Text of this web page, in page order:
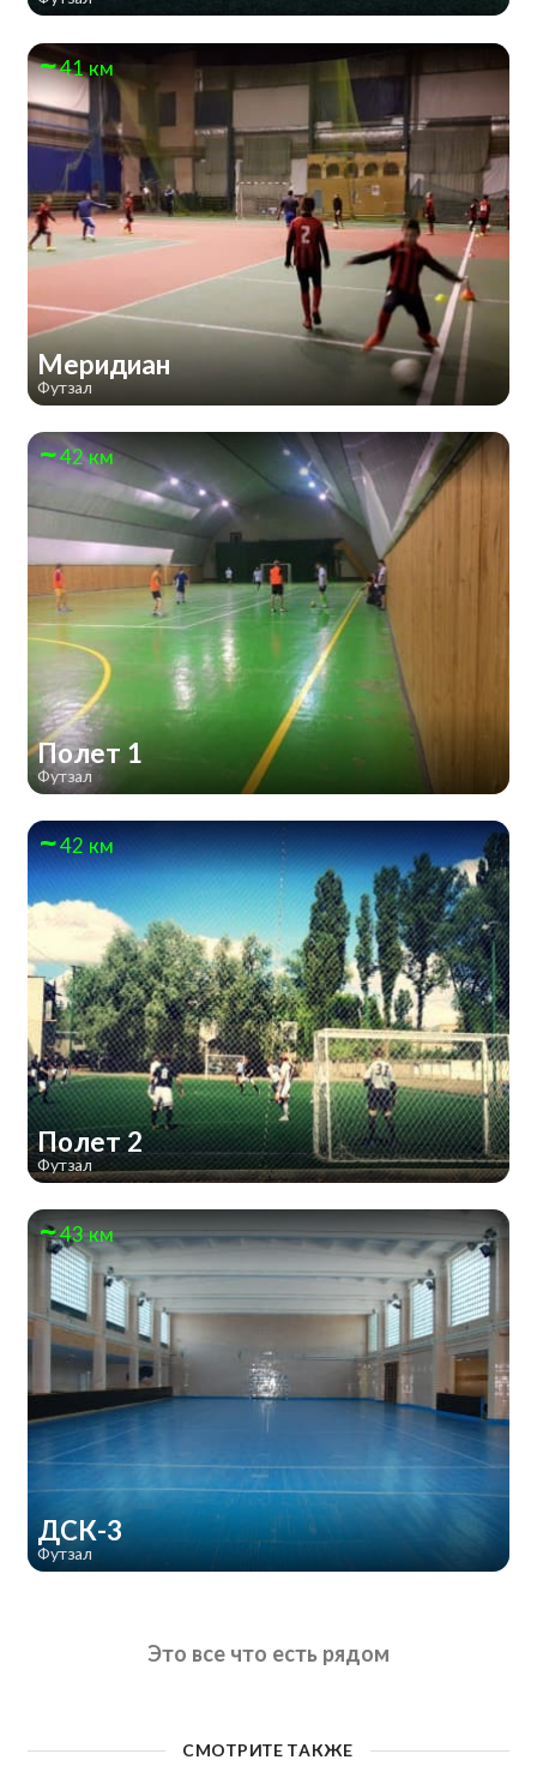
41 км
Меридиан
Футзал
42 км
Полет 1
Футзал
42 км
Полет 2
Футзал
43 км
ДСК-3
Футзал
Это все что есть рядом
СМОТРИТЕ ТАКЖЕ